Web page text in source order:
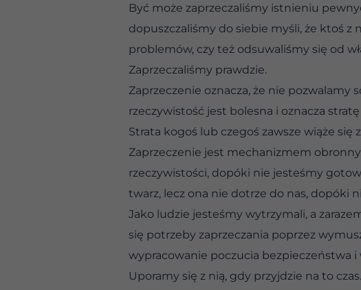
Być może zaprzeczaliśmy istnieniu
dopuszczaliśmy do siebie myśli, że ktoś
problemów, czy też odsuwaliśmy się od
Zaprzeczaliśmy prawdzie.
Zaprzeczenie oznacza, że nie
rzeczywistość jest bolesna i oznacza
Strata kogoś lub czegoś zawsze wiąże się
Zaprzeczenie jest mechanizmem
rzeczywistości, dopóki nie jesteśmy
twarz, lecz ona nie dotrze do nas, dopóki
Jako ludzie jesteśmy wytrzymali, a
się potrzeby zaprzeczania poprzez
wypracowanie poczucia bezpieczeństwa i
Uporamy się z nią, gdy przyjdzie na to czas.